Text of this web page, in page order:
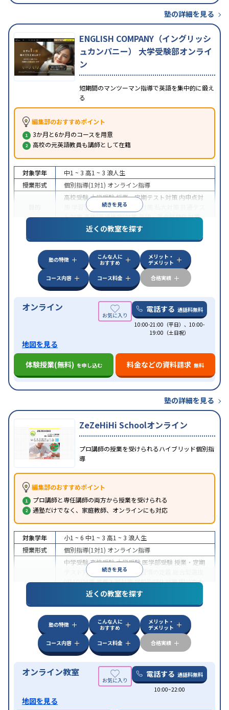
塾の詳細を見る
ENGLISH COMPANY（イングリッシ
ュカンパニー） 大学受験部オンライ
ン
短期間のマンツーマン指導で英語を集中的に鍛え
る
編集部のおすすめポイント
3か月と6か月のコースを用意
高校の元英語教員も講師として在籍
続きを見る
対象学年 中1 ~ 3 高1 ~ 3 浪人生
授業形式
個別指導(1対1) オンライン指導
高校受験大学受験授業・定期テスト対策 内申点対
学習習慣の定着国公立大対策
ト対策英検(英語検定)対策英語・英会話特化対策
特徴
中高一貫校生に対応授業の振替可能
学習にPC・タブレットを利用オンライン対応1
科目から受講可能
近くの教室を探す
塾の特徴
こんな人に
おすすめ
メリット・
デメリット
コース内容
コース料金 合格実績
オンライン 電話する 通話料無料
10:00-21:00（平日）、10:00-
19:00（土日祝）
地図を見る
体験授業(無料) を申し込む 料金などの資料請求 無料
塾の詳細を見る
ZeZeHiHi Schoolオンライン
プロ講師の授業を受けられるハイブリッド個別指
導
編集部のおすすめポイント
プロ講師と専任講師の両方から授業を受けられる
通塾だけでなく、家庭教師、オンラインにも対応
続きを見る
対象学年 小1 ~ 6 中1 ~ 3 高1 ~ 3 浪人生
授業形式
個別指導(1対1) オンライン指導
中学受験高校受験大学受験 医学部受験 授業・定期
テスト対策
内申点対策 学習習慣の定着
(旧AO)対策推薦入試対策学校別特化対策国公立大
私大対策共通テスト対策
英語・英会話特化
特徴
中高一貫校生に対応授業の振替可能 不登校生に対
オンライン対応 1科目から受講可能季節講習の
みの受講可
自習室あり
近くの教室を探す
塾の特徴
こんな人に
おすすめ
メリット・
デメリット
コース内容
コース料金 合格実績
オンライン教室 電話する 通話料無料
10:00~22:00
地図を見る